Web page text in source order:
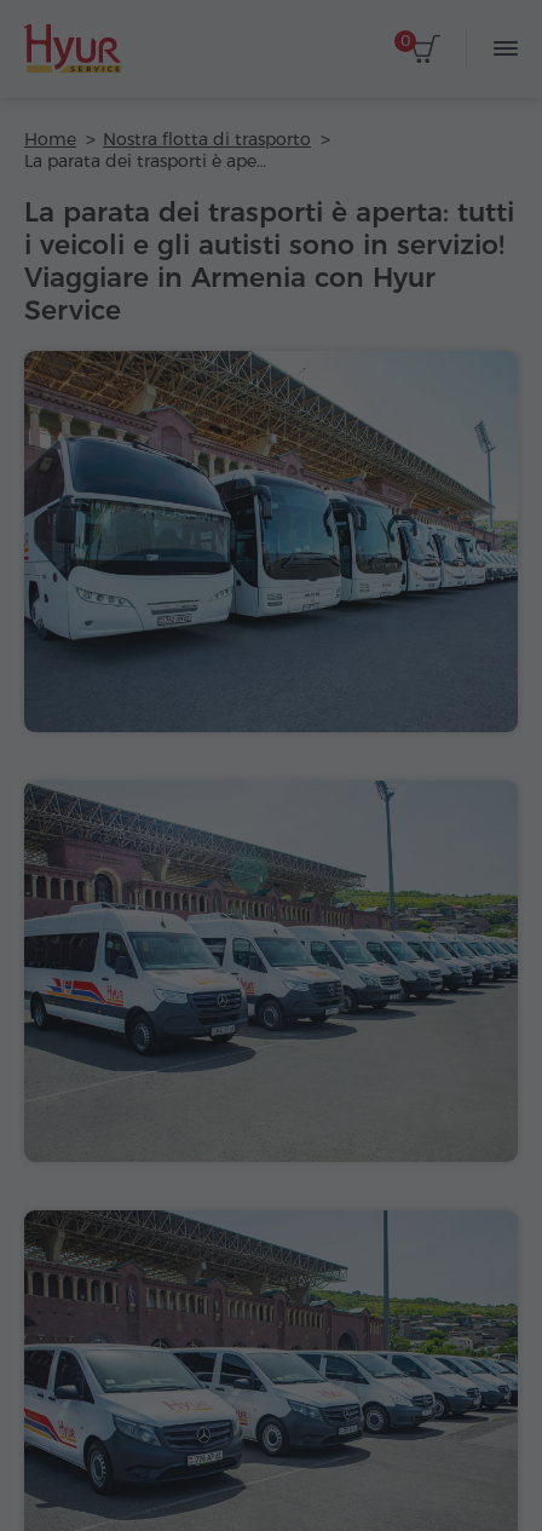
0
Home
Nostra flotta di trasporto
La parata dei trasporti è aperta: tutti i veicoli e gli autisti sono in servizio! Viaggiare in Armenia con Hyur Service
La parata dei trasporti è aperta: tutti
i veicoli e gli autisti sono in servizio!
Viaggiare in Armenia con Hyur
Service